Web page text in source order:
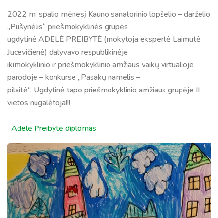
2022 m. spalio mėnesį Kauno sanatorinio lopšelio – darželio
„Pušynėlis“ priešmokyklinės grupės
ugdytinė ADELĖ PREIBYTĖ (mokytoja ekspertė Laimutė
Jucevičienė) dalyvavo respublikinėje
ikimokyklinio ir priešmokyklinio amžiaus vaikų virtualioje
parodoje – konkurse „Pasakų namelis –
pilaitė“. Ugdytinė tapo priešmokyklinio amžiaus grupėje II
vietos nugalėtoja!!!
Adelė Preibytė diplomas